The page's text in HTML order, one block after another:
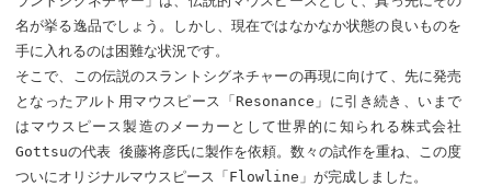
名が挙る逸品でしょう。しかし、現在ではなかなか状態の良いものを
手に入れるのは困難な状況です。
そこで、この伝説のスラントシグネチャーの再現に向けて、先に発売
となったアルト用マウスピース「Resonance」に引き続き、いまで
はマウスピース製造のメーカーとして世界的に知られる株式会社
Gottsuの代表 後藤将彦氏に製作を依頼。数々の試作を重ね、この度
ついにオリジナルマウスピース「Flowline」が完成しました。